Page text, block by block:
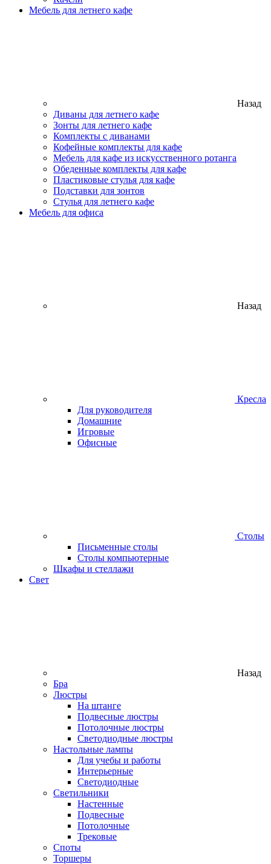
Мебель для летнего кафе
Назад
Диваны для летнего кафе
Зонты для летнего кафе
Комплекты с диванами
Кофейные комплекты для кафе
Мебель для кафе из искусственного ротанга
Обеденные комплекты для кафе
Пластиковые стулья для кафе
Подставки для зонтов
Стулья для летнего кафе
Мебель для офиса
Назад
Кресла
Для руководителя
Домашние
Игровые
Офисные
Столы
Письменные столы
Столы компьютерные
Шкафы и стеллажи
Свет
Назад
Бра
Люстры
На штанге
Подвесные люстры
Потолочные люстры
Светодиодные люстры
Настольные лампы
Для учебы и работы
Интерьерные
Светодиодные
Светильники
Настенные
Подвесные
Потолочные
Трековые
Споты
Торшеры